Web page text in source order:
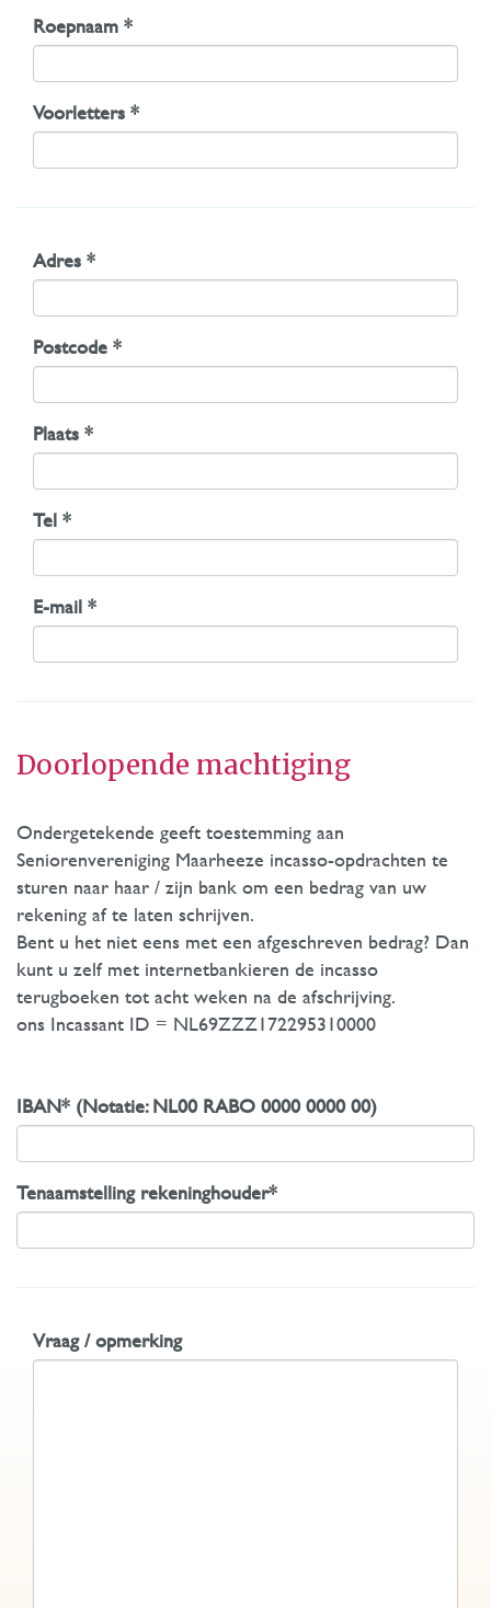
Roepnaam *
Voorletters *
Adres *
Postcode *
Plaats *
Tel *
E-mail *
Doorlopende machtiging
Ondergetekende geeft toestemming aan
Seniorenvereniging Maarheeze incasso-opdrachten te
sturen naar haar / zijn bank om een bedrag van uw
rekening af te laten schrijven.
Bent u het niet eens met een afgeschreven bedrag? Dan
kunt u zelf met internetbankieren de incasso
terugboeken tot acht weken na de afschrijving.
ons Incassant ID = NL69ZZZ172295310000
IBAN* (Notatie: NL00 RABO 0000 0000 00)
Tenaamstelling rekeninghouder*
Vraag / opmerking